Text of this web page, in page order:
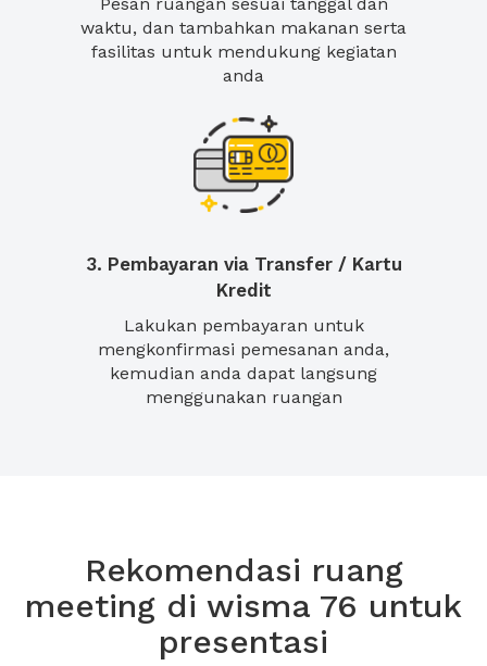
waktu, dan tambahkan makanan serta
fasilitas untuk mendukung kegiatan
anda
3. Pembayaran via Transfer / Kartu
Kredit
Lakukan pembayaran untuk
mengkonfirmasi pemesanan anda,
kemudian anda dapat langsung
menggunakan ruangan
Rekomendasi ruang
meeting di wisma 76 untuk
presentasi